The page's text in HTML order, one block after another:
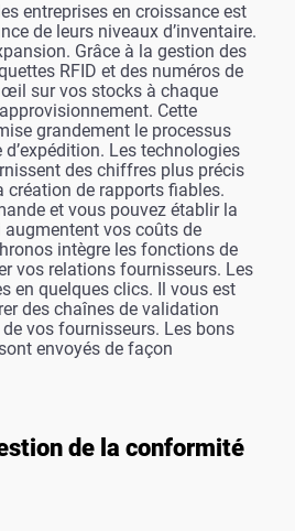
entreprises en croissance est
de leurs niveaux d’inventaire.
Grâce à la gestion des
RFID et des numéros de
œil sur vos stocks à chaque
Cette
grandement le processus
Les technologies
des chiffres plus précis
création de rapports fiables.
et vous pouvez établir la
vos coûts de
intègre les fonctions de
vos relations fournisseurs. Les
en quelques clics. Il vous est
des chaînes de validation
vos fournisseurs. Les bons
envoyés de façon
de la conformité